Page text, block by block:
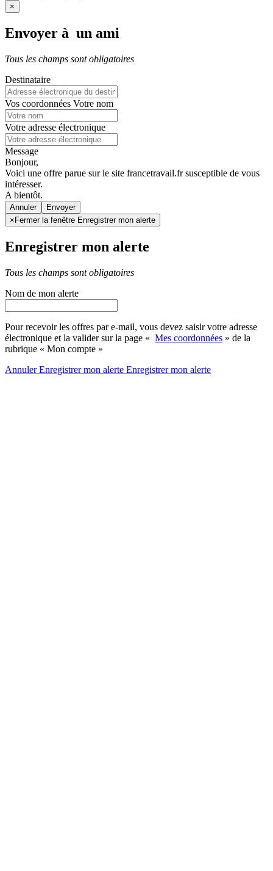
×
Envoyer à un ami
Tous les champs sont obligatoires
Destinataire
Vos coordonnées Votre nom
Votre adresse électronique
Message
Bonjour,
Voici une offre parue sur le site francetravail.fr susceptible de vous
intéresser.
A bientôt.
Annuler
× Fermer la fenêtre Enregistrer mon alerte
Enregistrer mon alerte
Tous les champs sont obligatoires
Nom de mon alerte
Pour recevoir les offres par e-mail, vous devez saisir votre adresse
électronique et la valider sur la page « Mes coordonnées » de la
rubrique « Mon compte »
AnnulerEnregistrer mon alerte Enregistrermon alerte